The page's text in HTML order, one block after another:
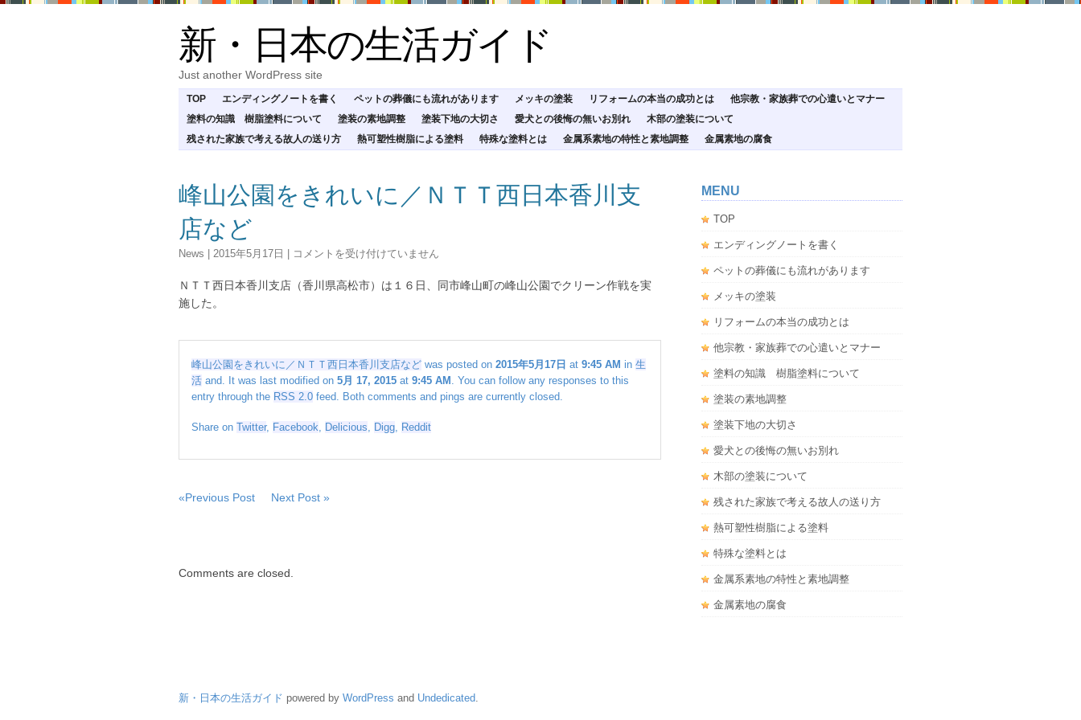
新・日本の生活ガイド
Just another WordPress site
TOP エンディングノートを書く ペットの葬儀にも流れがあります メッキの塗装 リフォームの本当の成功とは
他宗教・家族葬での心遣いとマナー
塗料の知識 樹脂塗料について
塗装の素地調整 塗装下地の大切さ 愛犬との後悔の無いお別れ
木部の塗装について
残された家族で考える故人の送り方
熱可塑性樹脂による塗料 特殊な塗料とは 金属系素地の特性と素地調整 金属素地の腐食
峰山公園をきれいに／ＮＴＴ西日本香川支
店など
News 2015年5月17日
峰
公
い
に
／
Ｔ
西
本
な
コメントを受け付けていません
ＮＴＴ西日本香川支店（香川県高松市）は１６日、同市峰山町の峰山公園でクリーン作戦を実
施した。
峰山公園をきれいに／ＮＴＴ西日本香川支店など was posted on 2015年5月17日 at 9:45 AM in 生
活 and. It was last modified on 5月 17, 2015 at 9:45 AM . You can follow any responses to this
entry through the RSS 2.0 feed. Both comments and pings are currently closed.
Share on Twitter, Facebook, Delicious, Digg, Reddit
«Previous Post Next Post »
Comments are closed.
MENU
TOP
エンディングノートを書く
ペットの葬儀にも流れがあります
メッキの塗装
リフォームの本当の成功とは
他宗教・家族葬での心遣いとマナー
塗料の知識 樹脂塗料について
塗装の素地調整
塗装下地の大切さ
愛犬との後悔の無いお別れ
木部の塗装について
残された家族で考える故人の送り方
熱可塑性樹脂による塗料
特殊な塗料とは
金属系素地の特性と素地調整
金属素地の腐食
新・日本の生活ガイド powered by WordPress and Undedicated.